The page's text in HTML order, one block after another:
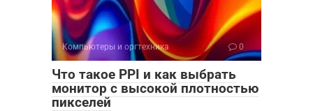
Компьютеры и оргтехника 0
Что такое PPI и как выбрать
монитор с высокой плотностью
пикселей